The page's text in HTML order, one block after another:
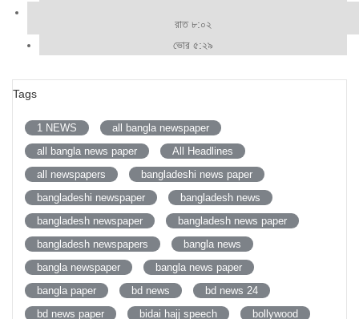
রাত ৮:০২
ভোর ৫:২৯
Tags
1 NEWS
all bangla newspaper
all bangla news paper
All Headlines
all newspapers
bangladeshi news paper
bangladeshi newspaper
bangladesh news
bangladesh newspaper
bangladesh news paper
bangladesh newspapers
bangla news
bangla newspaper
bangla news paper
bangla paper
bd news
bd news 24
bd news paper
bidai hajj speech bollywood